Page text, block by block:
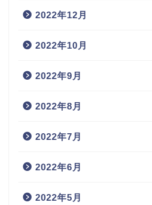
2022年12月
2022年10月
2022年9月
2022年8月
2022年7月
2022年6月
2022年5月